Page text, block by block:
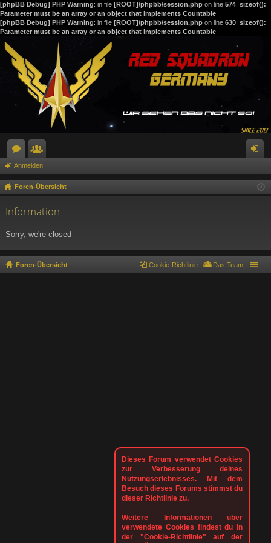
[phpBB Debug] PHP Warning: in file [ROOT]/phpbb/session.php on line 574: sizeof():
Parameter must be an array or an object that implements Countable
[phpBB Debug] PHP Warning: in file [ROOT]/phpbb/session.php on line 630: sizeof():
Parameter must be an array or an object that implements Countable
or
en
itg
lie m
Anmelden
Foren-Übersicht
Information
Sorry, we're closed
Dieses Forum verwendet Cookies
zur Verbesserung deines
Nutzungserlebnisses. Mit dem
Besuch dieses Forums stimmst du
dieser Richtlinie zu.
Weitere Informationen über
verwendete Cookies findest du in
der "Cookie-Richtlinie" auf der
Foren-Übersicht Das Team
Cookie-Richtlinie